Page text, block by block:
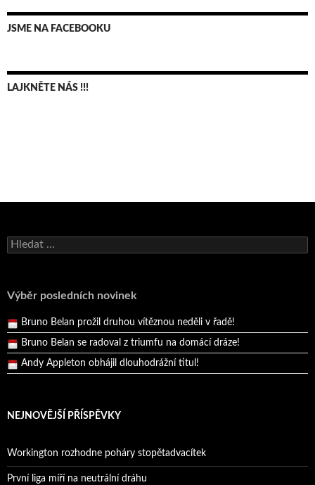
JSME NA FACEBOOKU
LAJKNĚTE NÁS !!!
Vyhledávání
Výběr posledních novinek
Andy Appleton obhájil dlouhodrážní titul!
Pražský přebor neskrblil překvapeními!
Bruno Belan se radoval z triumfu na domácí dráze!
Andy Appleton obhájil dlouhodrážní titul!
Reprezentační dvojice brala český titul!
NEJNOVĚJŠÍ PŘÍSPĚVKY
Workington rozhodne poháry stopětadvacítek
První liga míří na neutrální dráhu